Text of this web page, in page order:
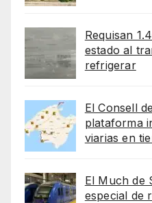
Requisan
estado al
refrigerar
El Consell
plataforma
viarias en
El Much de
especial de